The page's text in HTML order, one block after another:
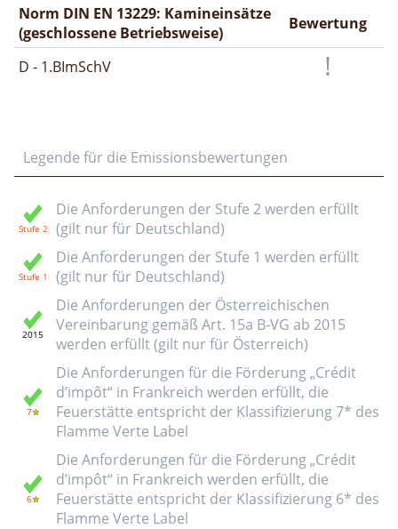
Norm DIN EN 13229: Kamineinsätze
(geschlossene Betriebsweise)
Bewertung
D - 1.BImSchV
Legende für die Emissionsbewertungen
Die Anforderungen der Stufe 2 werden erfüllt
(gilt nur für Deutschland)
Die Anforderungen der Stufe 1 werden erfüllt
(gilt nur für Deutschland)
Die Anforderungen der Österreichischen
Vereinbarung gemäß Art. 15a B-VG ab 2015
werden erfüllt (gilt nur für Österreich)
Die Anforderungen für die Förderung „Crédit
d’impôt“ in Frankreich werden erfüllt, die
Feuerstätte entspricht der Klassifizierung 7* des
Flamme Verte Label
Die Anforderungen für die Förderung „Crédit
d’impôt“ in Frankreich werden erfüllt, die
Feuerstätte entspricht der Klassifizierung 6* des
Flamme Verte Label